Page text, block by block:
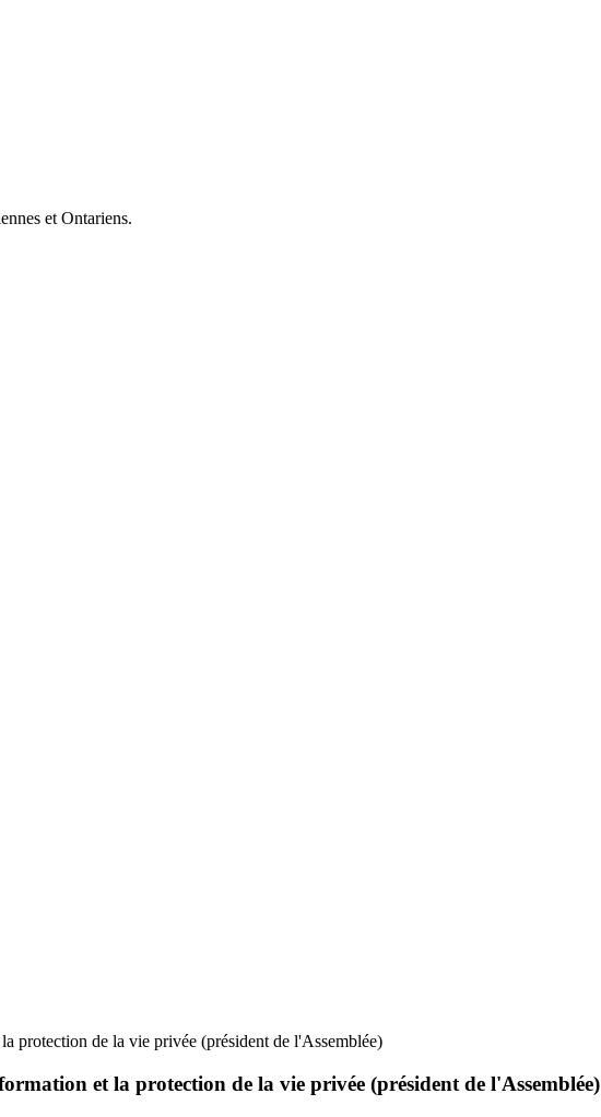
et Ontariens.
protection de la vie privée (président de l'Assemblée)
et la protection de la vie privée (président de l'Assemblée)